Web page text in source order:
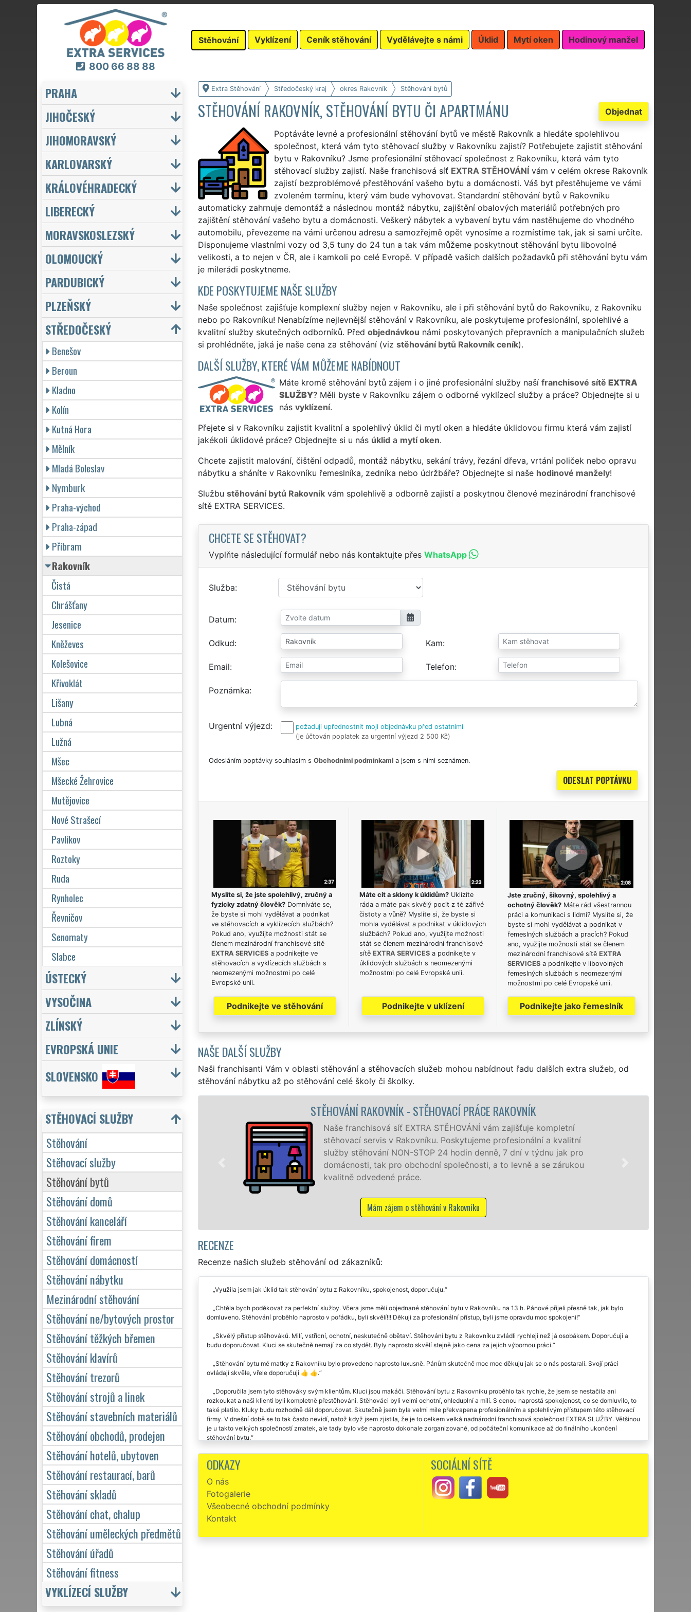
800 66 88 88
Stěhování Vyklízení Ceník stěhování Vydělávejte s námi Úklid Mytí oken Hodinový manžel
Extra Stěhování Středočeský kraj okres Rakovník Stěhování bytů
Objednat
STĚHOVÁNÍ RAKOVNÍK, STĚHOVÁNÍ BYTU ČI APARTMÁNU
Poptáváte levné a profesionální stěhování bytů ve městě Rakovník a hledáte spolehlivou
společnost, která vám tyto stěhovací služby v Rakovníku zajistí? Potřebujete zajistit stěhování
bytu v Rakovníku? Jsme profesionální stěhovací společnost z Rakovníku, která vám tyto
stěhovací služby zajistí. Naše franchisová síť EXTRA STĚHOVÁNÍvám v celém okrese Rakovník
zajistí bezproblémové přestěhování vašeho bytu a domácnosti. Váš byt přestěhujeme ve vámi
zvoleném termínu, který vám bude vyhovovat. Standardní stěhování bytů v Rakovníku
automaticky zahrnuje demontáž a následnou montáž nábytku, zajištění obalových materiálů potřebných pro
zajištění stěhování vašeho bytu a domácnosti. Veškerý nábytek a vybavení bytu vám nastěhujeme do vhodného
automobilu, převezeme na vámi určenou adresu a samozřejmě opět vynosíme a rozmístíme tak, jak si sami určíte.
Disponujeme vlastními vozy od 3,5 tuny do 24 tun a tak vám můžeme poskytnout stěhování bytu libovolné
velikosti, a to nejen v ČR, ale i kamkoli po celé Evropě. V případě vašich dalších požadavků při stěhování bytu vám
je milerádi poskytneme.
KDE POSKYTUJEME NAŠE SLUŽBY
Naše společnost zajišťuje komplexní služby nejen v Rakovníku, ale i při stěhování bytů do Rakovníku, z Rakovníku
nebo po Rakovníku! Nenabízíme nejlevnější stěhování v Rakovníku, ale poskytujeme profesionální, spolehlivé a
kvalitní služby skutečných odborníků. Před objednávkou námi poskytovaných přepravních a manipulačních služeb
si prohlédněte, jaká je naše cena za stěhování (viz stěhování bytů Rakovník ceník).
DALŠÍ SLUŽBY, KTERÉ VÁM MŮŽEME NABÍDNOUT
Máte kromě stěhování bytů zájem i o jiné profesionální služby naší franchisové sítě EXTRA
SLUŽBY? Měli byste v Rakovníku zájem o odborné vyklízecí služby a práce? Objednejte si u
nás vyklízení.
Přejete si v Rakovníku zajistit kvalitní a spolehlivý úklid či mytí oken a hledáte úklidovou firmu která vám zajistí
jakékoli úklidové práce? Objednejte si u nás úklid a mytí oken.
Chcete zajistit malování, čištění odpadů, montáž nábytku, sekání trávy, řezání dřeva, vrtání poliček nebo opravu
nábytku a sháníte v Rakovníku řemeslníka, zedníka nebo údržbáře? Objednejte si naše hodinové manžely!
Službu stěhování bytů Rakovníkvám spolehlivě a odborně zajistí a poskytnou členové mezinárodní franchisové
sítě EXTRA SERVICES.
CHCETE SE STĚHOVAT?
Vyplňte následující formulář nebo nás kontaktujte přes WhatsApp
Služba
Datum
Odkud Kam
Email Telefon
Poznámka
Urgentní výjezd
požaduji upřednostnit moji objednávku před ostatními
(je účtován poplatek za urgentní výjezd 2 500 Kč)
Odesláním poptávky souhlasím s Obchodními podmínkamia jsem s nimi seznámen.
Myslíte si, že jste spolehlivý, zručný a
fyzicky zdatný člověk?Domníváte se,
že byste si mohl vydělávat a podnikat
ve stěhovacích a vyklízecích službách?
Pokud ano, využijte možnosti stát se
členem mezinárodní franchisové sítě
EXTRA SERVICESa podnikejte ve
stěhovacích a vyklízecích službách s
neomezenými možnostmi po celé
Evropské unii.
Podnikejte ve stěhování
Máte cit a sklony k úklidům?Uklízíte
ráda a máte pak skvělý pocit z té zářivé
čistoty a vůně? Myslíte si, že byste si
mohla vydělávat a podnikat v úklidových
službách? Pokud ano, využijte možnosti
stát se členem mezinárodní franchisové
sítě EXTRA SERVICESa podnikejte v
úklidových službách s neomezenými
možnostmi po celé Evropské unii.
Podnikejte v uklízení
Jste zručný, šikovný, spolehlivý a
ochotný člověk? Máte rád všestrannou
práci a komunikaci s lidmi? Myslíte si, že
byste si mohl vydělávat a podnikat v
řemeslných službách a pracích? Pokud
ano, využijte možnosti stát se členem
mezinárodní franchisové sítě EXTRA
SERVICES a podnikejte v libovolných
řemeslných službách s neomezenými
možnostmi po celé Evropské unii.
Podnikejte jako řemeslník
NAŠE DALŠÍ SLUŽBY
Naši franchisanti Vám v oblasti stěhování a stěhovacích služeb mohou nabídnout řadu dalších extra služeb, od
stěhování nábytku až po stěhování celé školy či školky.
STĚHOVÁNÍ RAKOVNÍK - STĚHOVACÍ PRÁCE RAKOVNÍK
Naše franchisová síť EXTRA STĚHOVÁNÍ vám zajišťuje kompletní
stěhovací servis v Rakovníku. Poskytujeme profesionální a kvalitní
služby stěhování NON-STOP 24 hodin denně, 7 dní v týdnu jak pro
domácnosti, tak pro obchodní společnosti, a to levně a se zárukou
Mám zájem o stěhování v Rakovníku
RECENZE
Recenze našich služeb stěhování od zákazníků:
Využila jsem jak úklid tak stěhování bytu z Rakovníku, spokojenost, doporučuju.
Chtěla bych poděkovat za perfektní služby. Včera jsme měli objednané stěhování bytu v Rakovníku na 13 h. Pánové přijeli přesně tak, jak bylo
domluveno. Stěhování proběhlo naprosto v pořádku, byli skvělí!!! Děkuji za profesionální přístup, byli jsme opravdu moc spokojeni!
Skvělý přístup stěhováků. Milí, vstřícní, ochotní, neskutečně obětaví. Stěhování bytu z Rakovníku zvládli rychleji než já osobákem. Doporučuji a
budu doporučovat. Kluci se skutečně nemají za co stydět. Byly naprosto skvělí stejně jako cena za jejich výbornou práci.
Stěhování bytu mé matky z Rakovníku bylo provedeno naprosto luxusně. Pánům skutečně moc moc děkuju jak se o nás postarali. Svojí práci
ovládají skvěle, vřele doporučuji 👍 👍.
Doporučila jsem tyto stěhováky svým klientům. Kluci jsou makáči. Stěhování bytu z Rakovníku proběhlo tak rychle, že jsem se nestačila ani
rozkoukat a naši klienti byli kompletně přestěhováni. Stěhováci byli velmi ochotní, ohleduplní a milí. S cenou naprostá spokojenost, co se domluvilo, to
také platilo. Kluky budu rozhodně dál doporučovat. Skutečně jsem byla velmi mile překvapena profesionálním a spolehlivým přístupem této stěhovací
firmy. V dnešní době se to tak často nevidí, natož když jsem zjistila, že je to celkem velká nadnárodní franchisová společnost EXTRA SLUŽBY. Většinou
je u takto velkých společností zmatek, ale tady bylo vše naprosto dokonale zorganizované, od počáteční komunikace až do finálního ukončení
stěhování bytu.
Stěhovací firma EXTRA STĚHOVÁNÍ byla velmi profesionální při stěhování našeho bytu v Rakovníku, se službami jsme byli velice spokojeni.
poděkovat. Určitě doporučuji využívat tuto společnost EXTRA SLUŽBY.
ODKAZY
O nás
Fotogalerie
Všeobecné obchodní podmínky
Kontakt
SOCIÁLNÍ SÍTĚ
PRAHA
JIHOČESKÝ
JIHOMORAVSKÝ
KARLOVARSKÝ
KRÁLOVÉHRADECKÝ
LIBERECKÝ
MORAVSKOSLEZSKÝ
OLOMOUCKÝ
PARDUBICKÝ
PLZEŇSKÝ
STŘEDOČESKÝ
Benešov
Beroun
Kladno
Kolín
Kutná Hora
Mělník
Mladá Boleslav
Nymburk
Praha-východ
Praha-západ
Příbram
Rakovník
Čistá
Chrášťany
Jesenice
Kněževes
Kolešovice
Křivoklát
Lišany
Lubná
Lužná
Mšec
Mšecké Žehrovice
Mutějovice
Nové Strašecí
Pavlíkov
Roztoky
Ruda
Rynholec
Řevničov
Senomaty
Slabce
ÚSTECKÝ
VYSOČINA
ZLÍNSKÝ
EVROPSKÁ UNIE
SLOVENSKO
STĚHOVACÍ SLUŽBY
Stěhování
Stěhovací služby
Stěhování bytů
Stěhování domů
Stěhování kanceláří
Stěhování firem
Stěhování domácností
Stěhování nábytku
Mezinárodní stěhování
Stěhování ne/bytových prostor
Stěhování těžkých břemen
Stěhování klavírů
Stěhování trezorů
Stěhování strojů a linek
Stěhování stavebních materiálů
Stěhování obchodů, prodejen
Stěhování hotelů, ubytoven
Stěhování restaurací, barů
Stěhování skladů
Stěhování chat, chalup
Stěhování uměleckých předmětů
Stěhování úřadů
Stěhování fitness
VYKLÍZECÍ SLUŽBY